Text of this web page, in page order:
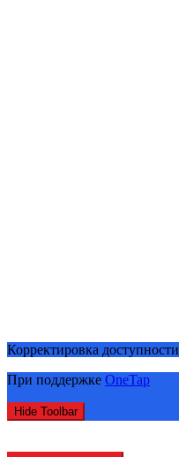
Корректировка доступности
При поддержке OneTap
Hide Toolbar